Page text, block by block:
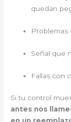
quedan
Problemas
Señal que
Fallas con
Si tu control
antes nos